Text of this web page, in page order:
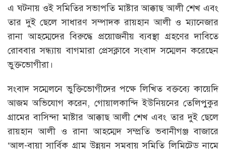
এ ঘটনায় ওই সমিতির সভাপতি মাষ্টার আক্কাছ আলী শেখ এবং
তার দুই ছেলে সাধারণ সম্পাদক রায়হান আলী ও ম্যানেজার
রানা আহম্মেদের বিরুদ্ধে প্রয়োজনীয় ব্যবস্থা গ্রহণের দাবিতে
রোববার সন্ধ্যায় বাগমারা প্রেসক্লাবে সংবাদ সম্মেলন করেছেন
ভুক্তভোগীরা।
সংবাদ সম্মেলনে ভুক্তিভোগীদের পক্ষে লিখিত বক্তব্যে কায়েদি
আজম অভিযোগ করেন, গোয়ালকান্দি ইউনিয়নের তেলিপুকুর
গ্রামের বাসিন্দা মাষ্টার আক্কাছ আলী শেখ এবং তার দুই ছেলে
রায়হান আলী ও রানা আহম্মেদ সম্প্রতি ভবানীগঞ্জ বাজারে
‘আল-বায়া সার্বিক গ্রাম উন্নয়ন সমবায় সমিতি লিমিটেড নামে